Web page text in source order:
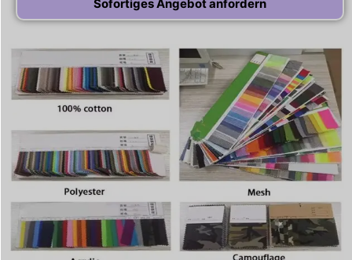
Sofortiges Angebot anfordern